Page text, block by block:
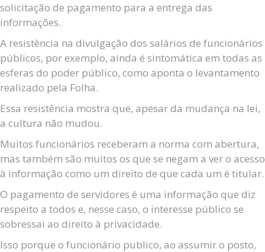
solicitação de pagamento para a entrega das
informações.
A resistência na divulgação dos salários de funcionários
públicos, por exemplo, ainda é sintomática em todas as
esferas do poder público, como aponta o levantamento
realizado pela Folha.
Essa resistência mostra que, apesar da mudança na lei,
a cultura não mudou.
Muitos funcionários receberam a norma com abertura,
mas também são muitos os que se negam a ver o acesso
à informação como um direito de que cada um é titular.
O pagamento de servidores é uma informação que diz
respeito a todos e, nesse caso, o interesse público se
sobressai ao direito à privacidade.
Isso porque o funcionário publico, ao assumir o posto,